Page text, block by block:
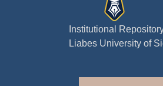
Institutional
Liabes University of